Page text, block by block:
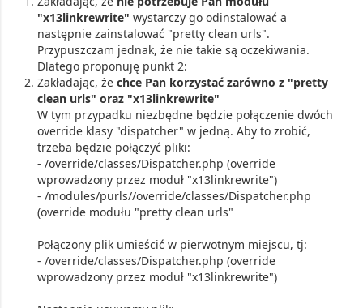
"x13linkrewrite" wystarczy go odinstalować a
następnie zainstalować "pretty clean urls".
Przypuszczam jednak, że nie takie są oczekiwania.
Dlatego proponuję punkt 2:
Zakładając, że chce Pan korzystać zarówno z "pretty
clean urls" oraz "x13linkrewrite"
W tym przypadku niezbędne będzie połączenie dwóch
override klasy "dispatcher" w jedną. Aby to zrobić,
trzeba będzie połączyć pliki:
- /override/classes/Dispatcher.php (override
wprowadzony przez moduł "x13linkrewrite")
- /modules/purls//override/classes/Dispatcher.php
(override modułu "pretty clean urls"
Połączony plik umieścić w pierwotnym miejscu, tj:
- /override/classes/Dispatcher.php (override
wprowadzony przez moduł "x13linkrewrite")